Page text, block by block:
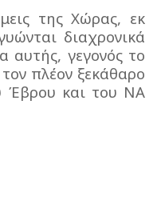
της Χώρας, εκ
διαχρονικά
αυτής, γεγονός το
πλέον ξεκάθαρο
Έβρου και του ΝΑ